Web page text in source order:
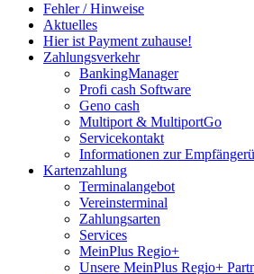
Fehler / Hinweise
Aktuelles
Hier ist Payment zuhause!
Zahlungsverkehr
BankingManager
Profi cash Software
Geno cash
Multiport & MultiportGo
Servicekontakt
Informationen zur
Kartenzahlung
Terminalangebot
Vereinsterminal
Zahlungsarten
Services
MeinPlus Regio+
Unsere MeinPlus Regio+